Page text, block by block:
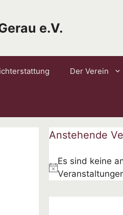
e.V.
Der Verein
Anstehende
H
n
Es sind keine